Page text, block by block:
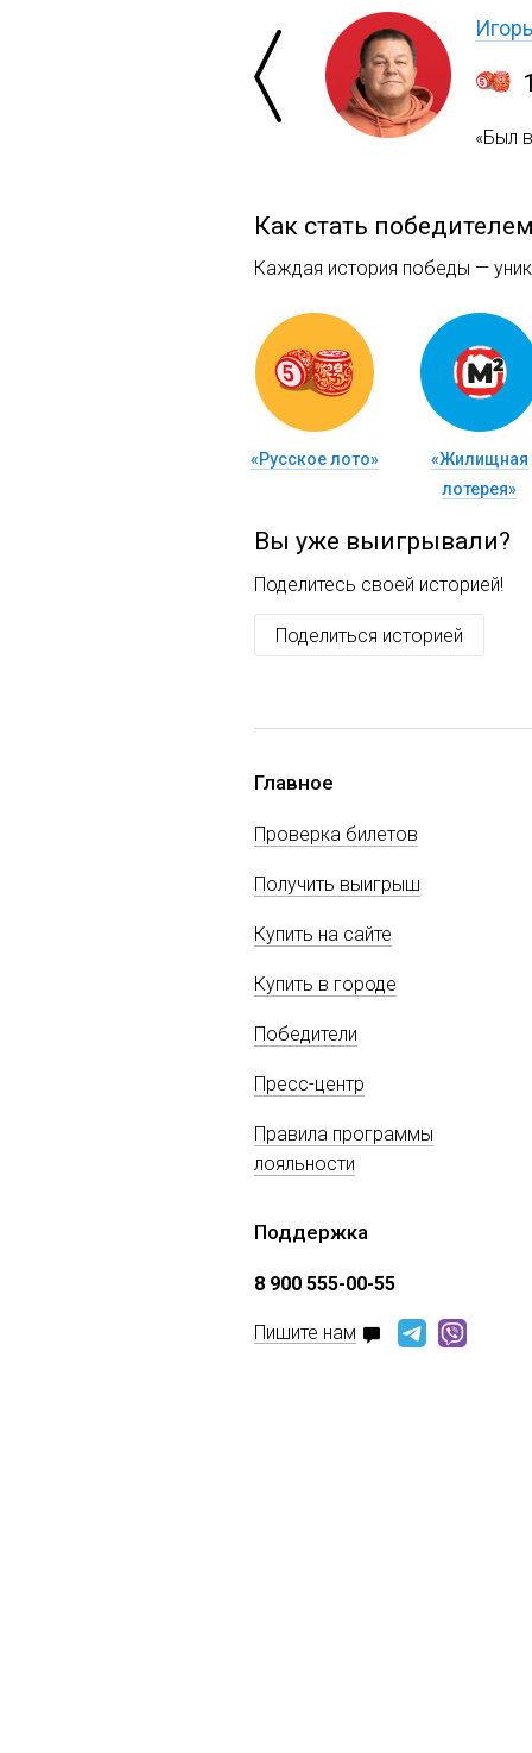
«Был
Как стать
Каждая история победы —
«Русское лото»
«Жилищная
лотерея»
Вы уже выигрывали?
Поделитесь своей историей!
Поделиться историей
Главное
Проверка билетов
Получить выигрыш
Купить на сайте
Купить в городе
Победители
Пресс-центр
Правила программы
лояльности
Поддержка
8 900 555-00-55
Пишите нам